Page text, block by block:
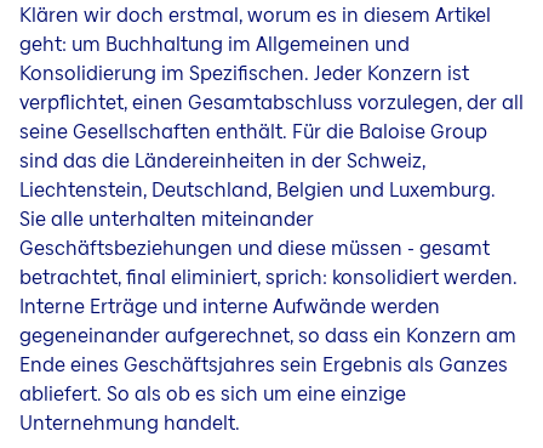
Klären wir doch erstmal, worum es in diesem Artikel
geht: um Buchhaltung im Allgemeinen und
Konsolidierung im Spezifischen. Jeder Konzern ist
verpflichtet, einen Gesamtabschluss vorzulegen, der all
seine Gesellschaften enthält. Für die Baloise Group
sind das die Ländereinheiten in der Schweiz,
Liechtenstein, Deutschland, Belgien und Luxemburg.
Sie alle unterhalten miteinander
Geschäftsbeziehungen und diese müssen - gesamt
betrachtet, final eliminiert, sprich: konsolidiert werden.
Interne Erträge und interne Aufwände werden
gegeneinander aufgerechnet, so dass ein Konzern am
Ende eines Geschäftsjahres sein Ergebnis als Ganzes
abliefert. So als ob es sich um eine einzige
Unternehmung handelt.